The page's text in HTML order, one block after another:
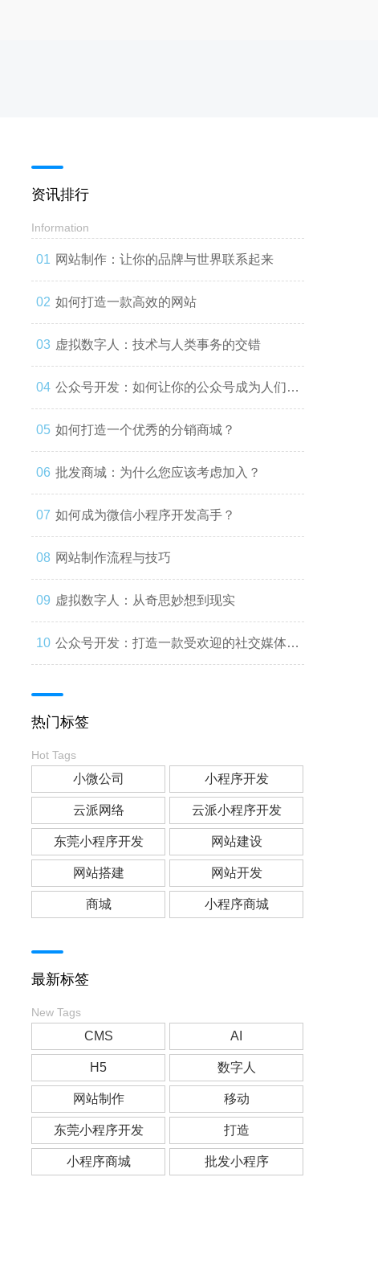
资讯排行
Information
网站制作：让你的品牌与世界联系起来
如何打造一款高效的网站
虚拟数字人：技术与人类事务的交错
公众号开发：如何让你的公众号成为人们心
中的第一选择
如何打造一个优秀的分销商城？
批发商城：为什么您应该考虑加入？
如何成为微信小程序开发高手？
网站制作流程与技巧
虚拟数字人：从奇思妙想到现实
公众号开发：打造一款受欢迎的社交媒体应
热门标签
Hot Tags
小微公司 小程序开发
云派网络 云派小程序开发
东莞小程序开发 网站建设
网站搭建 网站开发
商城 小程序商城
最新标签
New Tags
CMS AI
H5 数字人
网站制作 移动
东莞小程序开发 打造
小程序商城 批发小程序